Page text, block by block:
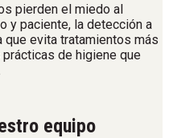
pierden el miedo al
y paciente, la detección a
evita tratamientos más
de higiene que
equipo